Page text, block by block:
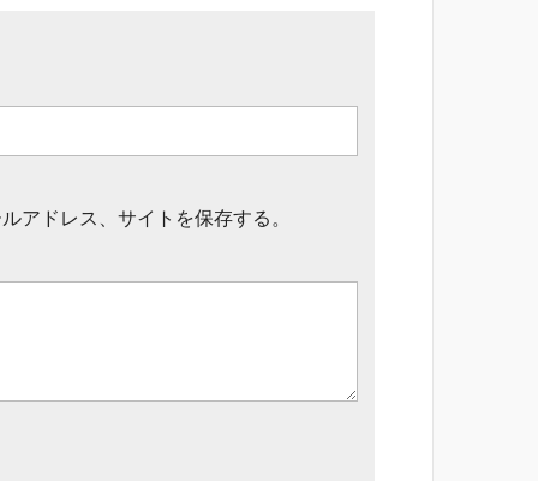
アドレス、サイトを保存する。